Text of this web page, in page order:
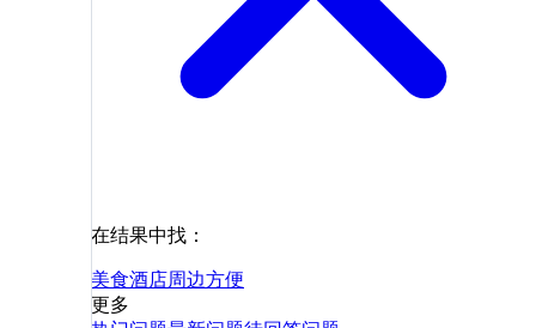
在结果中找：
美食酒店周边方便
更多